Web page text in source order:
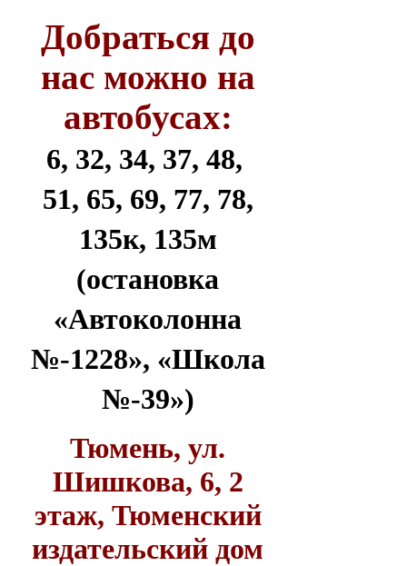
Добраться до
нас можно на
автобусах:
6, 32, 34, 37, 48,
51, 65, 69, 77, 78,
135к, 135м
(остановка
«Автоколонна
№-1228», «Школа
№-39»)
Тюмень, ул.
Шишкова, 6, 2
этаж, Тюменский
издательский дом